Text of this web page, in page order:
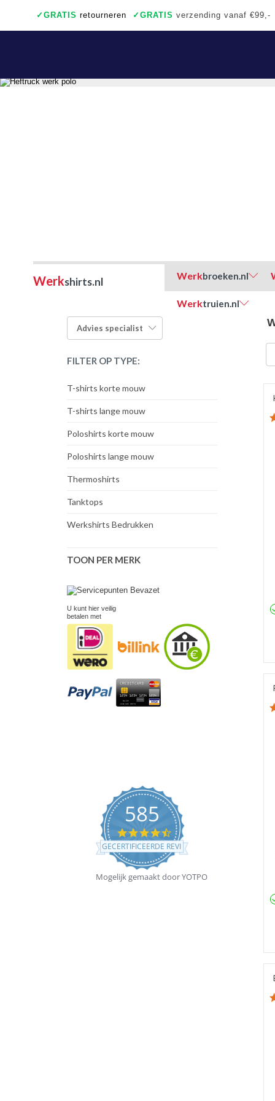
✓ GRATIS retourneren ✓ GRATIS verzending vanaf €99,-
Werkshirts.nl Werkbroeken.nl
Werktruien.nl
FILTER OP TYPE:
T-shirts korte mouw
T-shirts lange mouw
Poloshirts korte mouw
Poloshirts lange mouw
Thermoshirts
Tanktops
Werkshirts Bedrukken
TOON PER MERK
U kunt hier veilig
betalen met
585
4.5
star
rating
GECERTIFICEERDE REVIEWS
Mogelijk gemaakt door YOTPO
Advies specialist